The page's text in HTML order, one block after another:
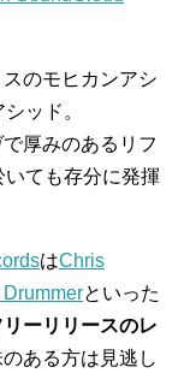
のモヒカンアシ
ッド。
厚みのあるリフ
ても存分に発揮
はChris
Drummerといった
ーリリースのレ
ある方は見逃し